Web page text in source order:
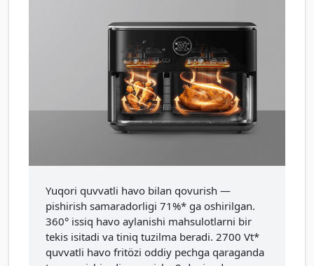
Yuqori quvvatli havo bilan qovurish —
pishirish samaradorligi 71%* ga oshirilgan.
360° issiq havo aylanishi mahsulotlarni bir
tekis isitadi va tiniq tuzilma beradi. 2700 Vt*
quvvatli havo fritözi oddiy pechga qaraganda